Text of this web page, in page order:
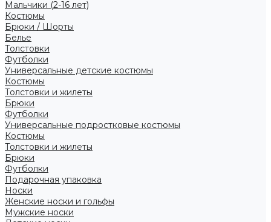
Мальчики (2-16 лет)
Костюмы
Брюки / Шорты
Белье
Толстовки
Футболки
Универсальные детские костюмы
Костюмы
Толстовки и жилеты
Брюки
Футболки
Универсальные подростковые костюмы
Костюмы
Толстовки и жилеты
Брюки
Футболки
Подарочная упаковка
Носки
Женские носки и гольфы
Мужские носки